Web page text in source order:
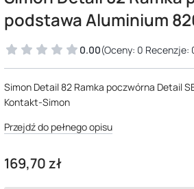
podstawa Aluminium
0.00(Oceny: 0 Recenzje:
Simon Detail 82 Ramka poczwórna Detail
Kontakt-Simon
Przejdź do pełnego opisu
Cena
169,70 zł